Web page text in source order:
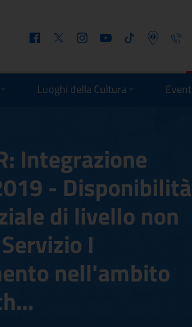
FacebookTwitter InstagramYoutube Tiktok Podcast Telefono
Luoghi della Cultura
Integrazione
- Disponibilità
di livello non
I
nell'ambito